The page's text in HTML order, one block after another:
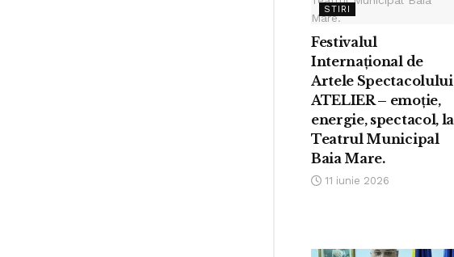
STIRI
Festivalul
Internațional de
Artele Spectacolului
ATELIER – emoție,
energie, spectacol, la
Teatrul Municipal
Baia Mare.
11 iunie 2026